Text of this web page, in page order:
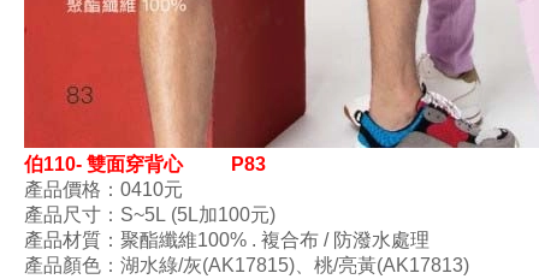
伯110- 雙面穿背心P83
產品價格：0410元
產品尺寸 ：S~5L (5L加100元)
產品材質 ：聚酯纖維100% . 複合布 / 防潑水處理
產品顏色 ： 湖水綠/灰(AK17815)、桃/亮黃(AK17813)